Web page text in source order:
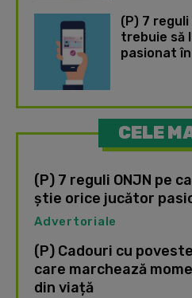
(P) 7 reguli
trebuie să
pasionat
CELE
(P) 7 reguli ONJN pe
știe orice jucător
Advertoriale
(P) Cadouri cu
care marchează
din viață